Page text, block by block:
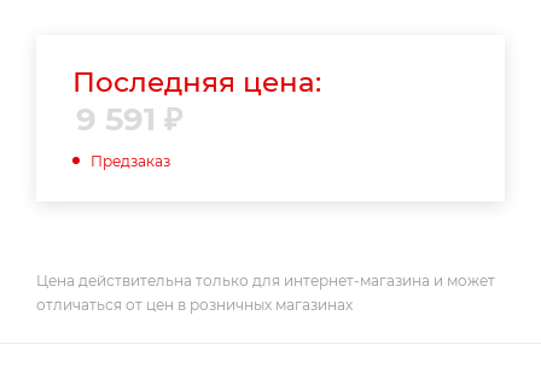
Последняя цена:
9 591 ₽
Предзаказ
Цена действительна только для интернет-магазина и может
отличаться от цен в розничных магазинах